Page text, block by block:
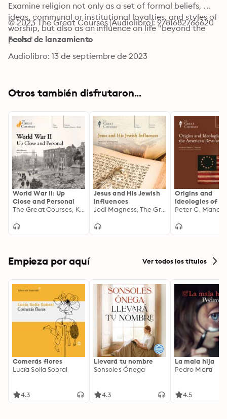
Examine religion not only as a set of formal beliefs,
ideas, communal or institutional loyalties, and styles of
worship, but also as an influence on life "beyond the
pews."
© 2023 The Great Courses (Audiolibro): 9781682766620
Fecha de lanzamiento
Audiolibro: 13 de septiembre de 2023
Otros también disfrutaron...
World War II: Up
Close and Personal
The Great Courses, Keith Huxen
Jesus and His Jewish
Influences
Jodi Magness, The Great Courses
Origins and
Ideologies of
American
Empieza por aquí Ver todos los títulos
Comerás flores
Lucía Solla Sobral
4.3
Llevará tu nombre
Sonsoles Ónega
4.3
La mala hija
Pedro Martí
4.5